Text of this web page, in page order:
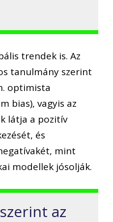
trendek is. Az
tanulmány szerint
optimista
bias), vagyis az
látja a pozitív
és
mint
modellek jósolják.
az